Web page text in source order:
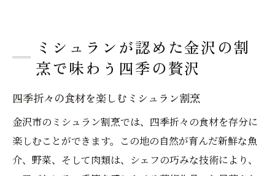
ミシュランが認めた金沢の割
烹で味わう四季の贅沢
四季折々の食材を楽しむミシュラン割烹
金沢市のミシュラン割烹では、四季折々の食材を存分に
楽しむことができます。この地の自然が育んだ新鮮な魚
介、野菜、そして肉類は、シェフの巧みな技術により、